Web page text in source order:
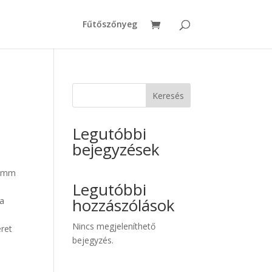
Fűtőszőnyeg
Keresés
Legutóbbi
bejegyzések
Legutóbbi
hozzászólások
Nincs megjeleníthető
bejegyzés.